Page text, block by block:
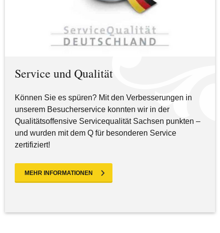
Service und Qualität
Können Sie es spüren? Mit den Verbesserungen in
unserem Besucherservice konnten wir in der
Qualitätsoffensive Servicequalität Sachsen punkten –
und wurden mit dem Q für besonderen Service
zertifiziert!
MEHR INFORMATIONEN